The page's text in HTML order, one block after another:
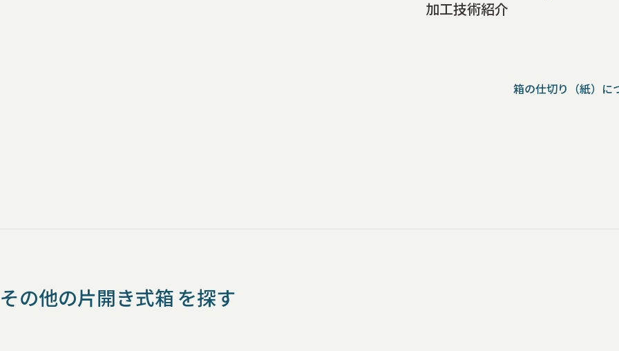
加工技術紹介
箱の仕切り（紙）に
その他の片開き式箱 を探す